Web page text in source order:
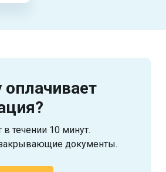
оплачивает
течении 10 минут.
документы.